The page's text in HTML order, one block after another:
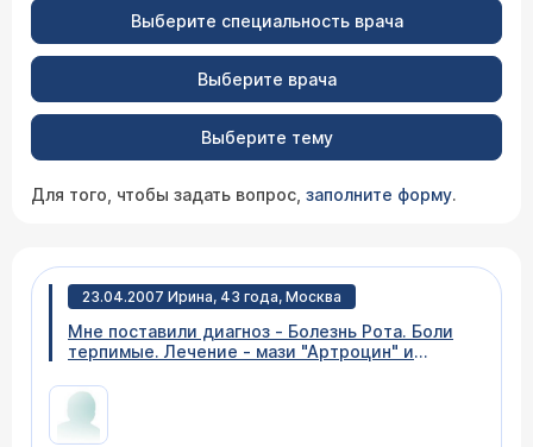
Выберите специальность врача
Выберите врача
Выберите тему
Для того, чтобы задать вопрос, заполните форму.
23.04.2007 Ирина, 43 года, Москва
Мне поставили диагноз - Болезнь Рота. Боли
терпимые. Лечение - мази "Артроцин" и
усилились. Очень дискомфортное состояние.
Дальше что делать? Терпеть (само пройдет)
или пререходить к более радикальному